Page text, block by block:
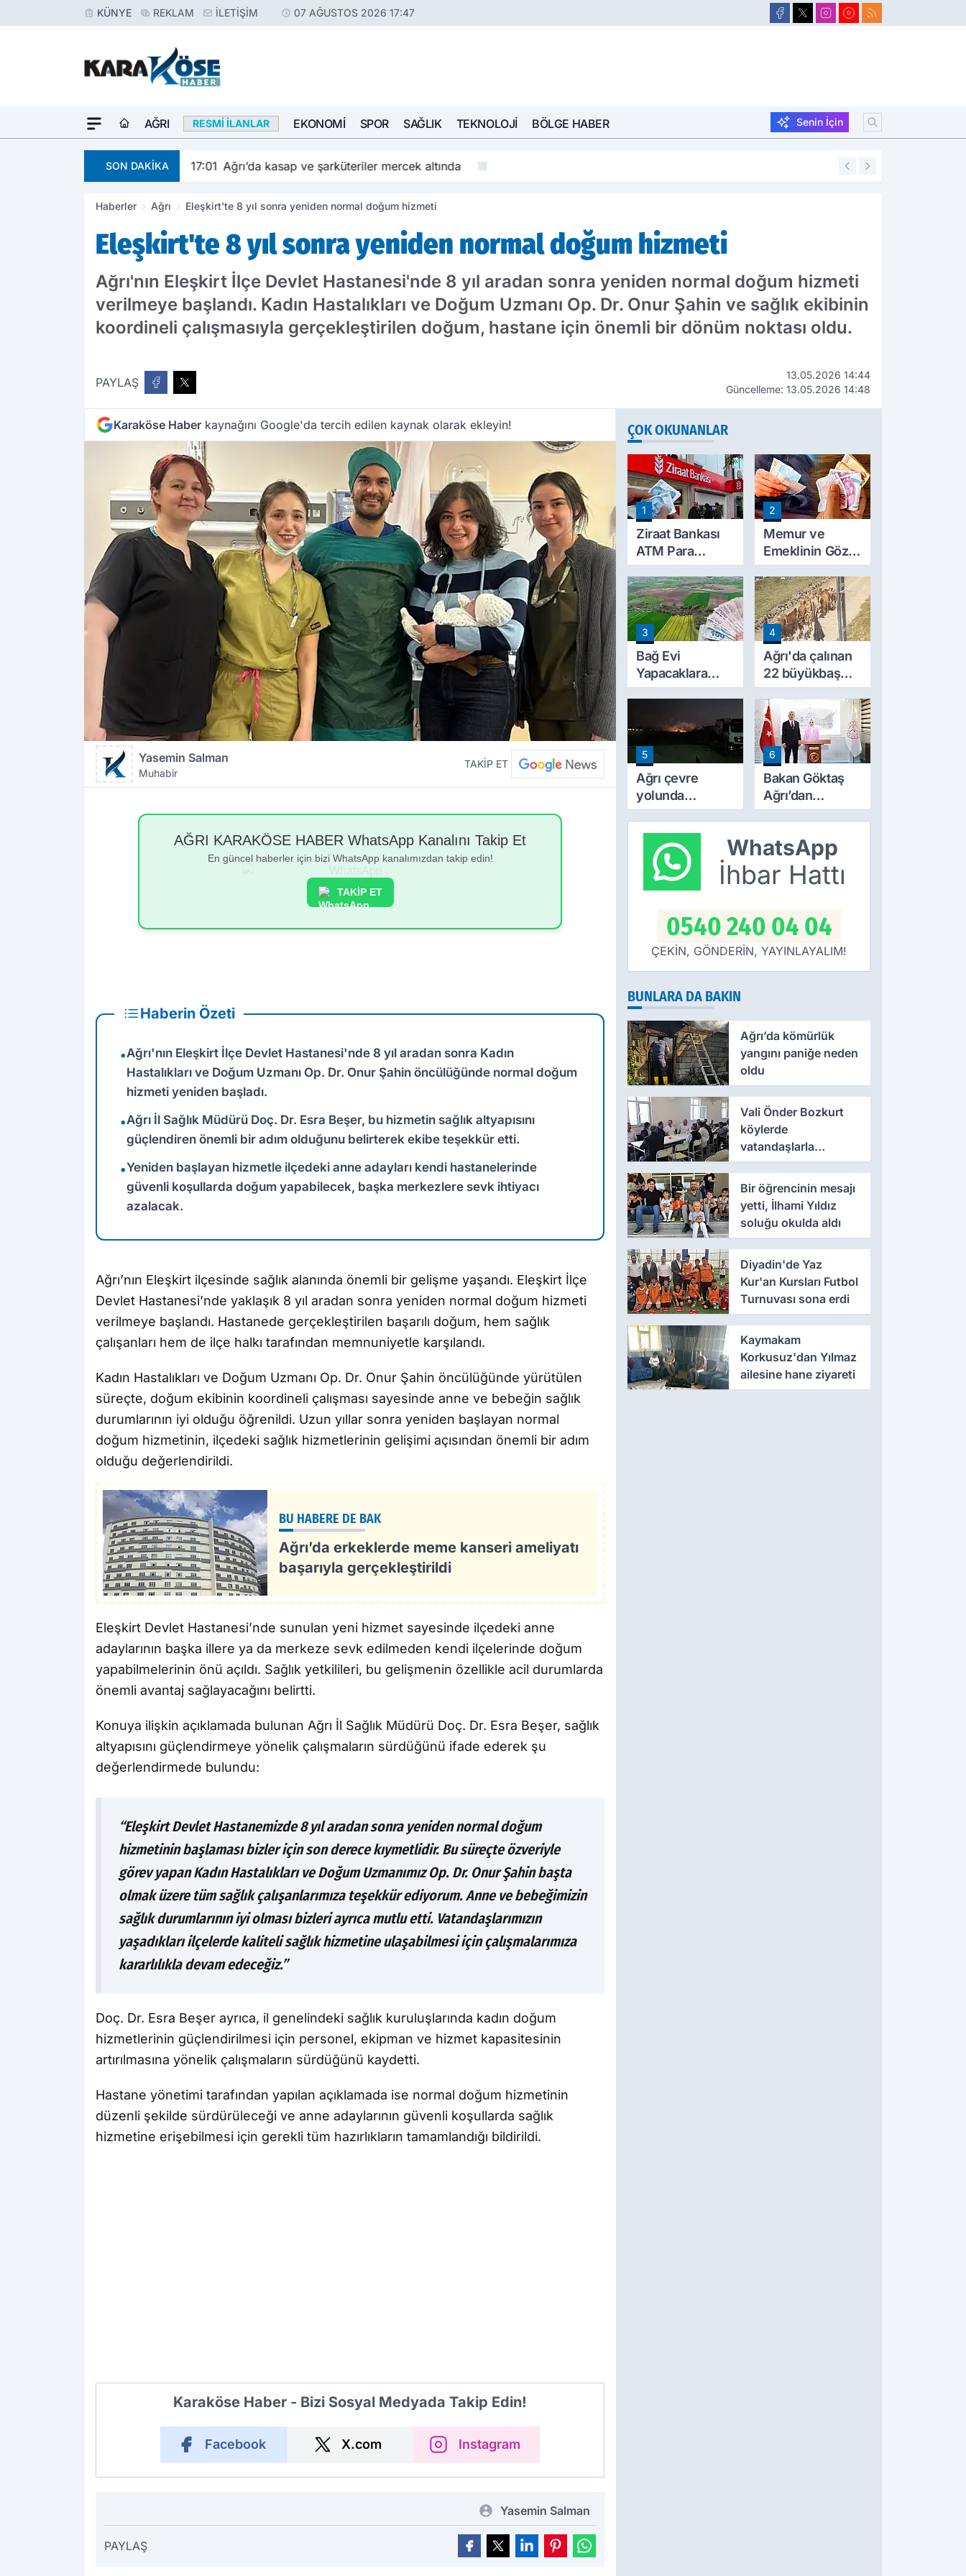
KÜNYE REKLAM İLETIŞIM 07 AĞUSTOS 2026 17:47
AĞRI RESMI İLANLAR EKONOMI SPOR SAĞLIK TEKNOLOJI BÖLGE HABER Senin İçin
SON DAKİKA 17:01 Ağrı’da kasap ve şarküteriler mercek altında 16:55
Haberler Ağrı Eleşkirt'te 8 yıl sonra yeniden normal doğum hizmeti
Eleşkirt'te 8 yıl sonra yeniden normal doğum hizmeti
Ağrı'nın Eleşkirt İlçe Devlet Hastanesi'nde 8 yıl aradan sonra yeniden normal doğum hizmeti
verilmeye başlandı. Kadın Hastalıkları ve Doğum Uzmanı Op. Dr. Onur Şahin ve sağlık ekibinin
koordineli çalışmasıyla gerçekleştirilen doğum, hastane için önemli bir dönüm noktası oldu.
PAYLAŞ
13.05.2026 14:44
Güncelleme: 13.05.2026 14:48
Karaköse Haber kaynağını Google'da tercih edilen kaynak olarak ekleyin!
Yasemin Salman
Muhabir
TAKİP ET
AĞRI KARAKÖSE HABER WhatsApp Kanalını Takip Et
En güncel haberler için bizi WhatsApp kanalımızdan takip edin!
TAKİP ET
Haberin Özeti
•Ağrı'nın Eleşkirt İlçe Devlet Hastanesi'nde 8 yıl aradan sonra Kadın
Hastalıkları ve Doğum Uzmanı Op. Dr. Onur Şahin öncülüğünde normal doğum
hizmeti yeniden başladı.
•Ağrı İl Sağlık Müdürü Doç. Dr. Esra Beşer, bu hizmetin sağlık altyapısını
güçlendiren önemli bir adım olduğunu belirterek ekibe teşekkür etti.
•Yeniden başlayan hizmetle ilçedeki anne adayları kendi hastanelerinde
güvenli koşullarda doğum yapabilecek, başka merkezlere sevk ihtiyacı
azalacak.
Ağrı’nın Eleşkirt ilçesinde sağlık alanında önemli bir gelişme yaşandı. Eleşkirt İlçe
Devlet Hastanesi’nde yaklaşık 8 yıl aradan sonra yeniden normal doğum hizmeti
verilmeye başlandı. Hastanede gerçekleştirilen başarılı doğum, hem sağlık
çalışanları hem de ilçe halkı tarafından memnuniyetle karşılandı.
Kadın Hastalıkları ve Doğum Uzmanı Op. Dr. Onur Şahin öncülüğünde yürütülen
süreçte, doğum ekibinin koordineli çalışması sayesinde anne ve bebeğin sağlık
durumlarının iyi olduğu öğrenildi. Uzun yıllar sonra yeniden başlayan normal
doğum hizmetinin, ilçedeki sağlık hizmetlerinin gelişimi açısından önemli bir adım
olduğu değerlendirildi.
BU HABERE DE BAK
Ağrı’da erkeklerde meme kanseri ameliyatı
başarıyla gerçekleştirildi
Eleşkirt Devlet Hastanesi’nde sunulan yeni hizmet sayesinde ilçedeki anne
adaylarının başka illere ya da merkeze sevk edilmeden kendi ilçelerinde doğum
yapabilmelerinin önü açıldı. Sağlık yetkilileri, bu gelişmenin özellikle acil durumlarda
önemli avantaj sağlayacağını belirtti.
Konuya ilişkin açıklamada bulunan Ağrı İl Sağlık Müdürü Doç. Dr. Esra Beşer, sağlık
altyapısını güçlendirmeye yönelik çalışmaların sürdüğünü ifade ederek şu
değerlendirmede bulundu:
“Eleşkirt Devlet Hastanemizde 8 yıl aradan sonra yeniden normal doğum
hizmetinin başlaması bizler için son derece kıymetlidir. Bu süreçte özveriyle
görev yapan Kadın Hastalıkları ve Doğum Uzmanımız Op. Dr. Onur Şahin başta
olmak üzere tüm sağlık çalışanlarımıza teşekkür ediyorum. Anne ve bebeğimizin
sağlık durumlarının iyi olması bizleri ayrıca mutlu etti. Vatandaşlarımızın
yaşadıkları ilçelerde kaliteli sağlık hizmetine ulaşabilmesi için çalışmalarımıza
kararlılıkla devam edeceğiz.”
Doç. Dr. Esra Beşer ayrıca, il genelindeki sağlık kuruluşlarında kadın doğum
hizmetlerinin güçlendirilmesi için personel, ekipman ve hizmet kapasitesinin
artırılmasına yönelik çalışmaların sürdüğünü kaydetti.
Hastane yönetimi tarafından yapılan açıklamada ise normal doğum hizmetinin
düzenli şekilde sürdürüleceği ve anne adaylarının güvenli koşullarda sağlık
hizmetine erişebilmesi için gerekli tüm hazırlıkların tamamlandığı bildirildi.
Karaköse Haber - Bizi Sosyal Medyada Takip Edin!
Facebook X.com Instagram
Yasemin Salman
PAYLAŞ
ÇOK OKUNANLAR
1
Ziraat Bankası
ATM Para
Çekme Limitini
Artırdı: Günlük
Ücretsiz Limit
30 Bin TL Oldu
2
Memur ve
Emeklinin Gözü
Ocak
Zammında: İlk
Hesaplamalar
Belli Olmaya
Başladı
3
Bağ Evi
Yapacaklara
Yeni Dönem:
Arazilerinde
Yapılaşma
Şartları Değişti
4
Ağrı'da çalınan
22 büyükbaş
hayvandan 15’i
Doğubayazıt’ta
bulundu
5
Ağrı çevre
yolunda
korkutan
yangın! alevler
geceyi aydınlattı
6
Bakan Göktaş
Ağrı’dan
‘Terörsüz
verdi
WhatsApp
İhbar Hattı
0540 240 04 04
ÇEKİN, GÖNDERİN, YAYINLAYALIM!
BUNLARA DA BAKIN
Ağrı’da kömürlük
yangını paniğe neden
oldu
Vali Önder Bozkurt
köylerde
vatandaşlarla
buluştu
Bir öğrencinin mesajı
yetti, İlhami Yıldız
soluğu okulda aldı
Diyadin'de Yaz
Kur'an Kursları Futbol
Turnuvası sona erdi
Kaymakam
Korkusuz'dan Yılmaz
ailesine hane ziyareti